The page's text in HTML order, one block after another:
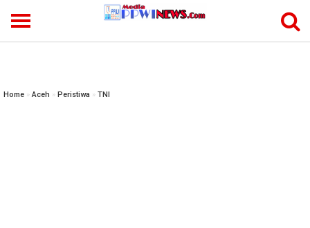
Home »Aceh » Peristiwa » TNI